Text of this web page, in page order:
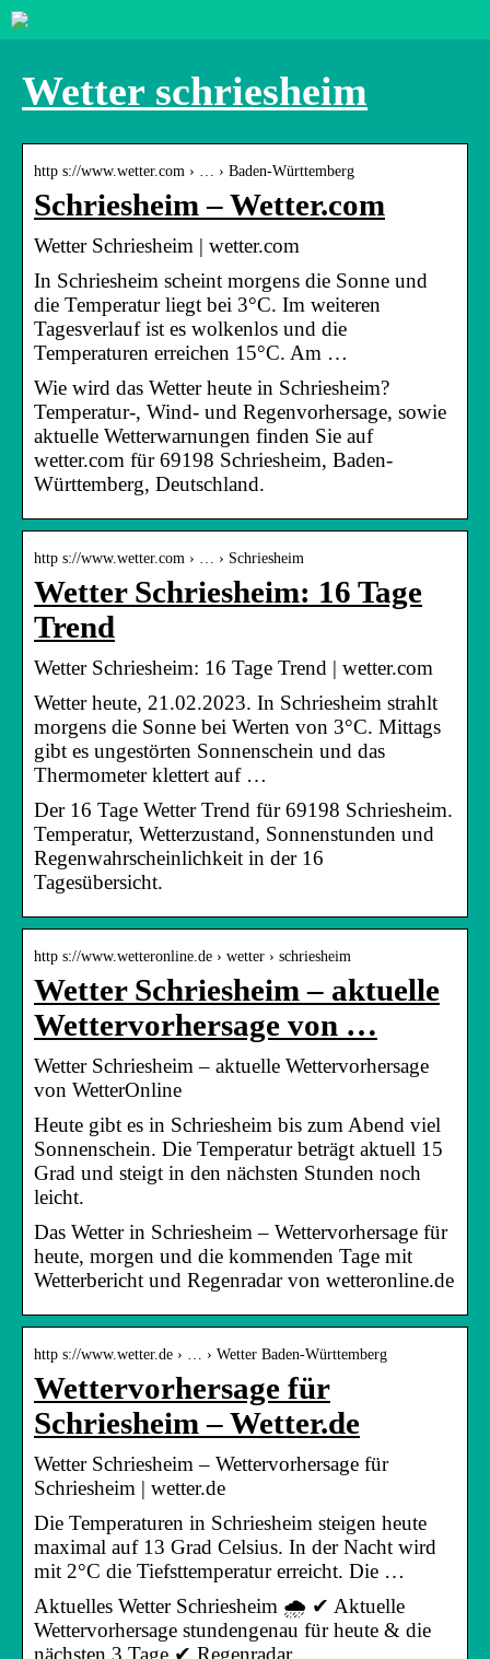
Wetter schriesheim
http s://www.wetter.com › … › Baden-Württemberg
Schriesheim – Wetter.com
Wetter Schriesheim | wetter.com
In Schriesheim scheint morgens die Sonne und
die Temperatur liegt bei 3°C. Im weiteren
Tagesverlauf ist es wolkenlos und die
Temperaturen erreichen 15°C. Am …
Wie wird das Wetter heute in Schriesheim?
Temperatur-, Wind- und Regenvorhersage, sowie
aktuelle Wetterwarnungen finden Sie auf
wetter.com für 69198 Schriesheim, Baden-
Württemberg, Deutschland.
http s://www.wetter.com › … › Schriesheim
Wetter Schriesheim: 16 Tage
Trend
Wetter Schriesheim: 16 Tage Trend | wetter.com
Wetter heute, 21.02.2023. In Schriesheim strahlt
morgens die Sonne bei Werten von 3°C. Mittags
gibt es ungestörten Sonnenschein und das
Thermometer klettert auf …
Der 16 Tage Wetter Trend für 69198 Schriesheim.
Temperatur, Wetterzustand, Sonnenstunden und
Regenwahrscheinlichkeit in der 16
Tagesübersicht.
http s://www.wetteronline.de › wetter › schriesheim
Wetter Schriesheim – aktuelle
Wettervorhersage von …
Wetter Schriesheim – aktuelle Wettervorhersage
von WetterOnline
Heute gibt es in Schriesheim bis zum Abend viel
Sonnenschein. Die Temperatur beträgt aktuell 15
Grad und steigt in den nächsten Stunden noch
leicht.
Das Wetter in Schriesheim – Wettervorhersage für
heute, morgen und die kommenden Tage mit
Wetterbericht und Regenradar von wetteronline.de
http s://www.wetter.de › … › Wetter Baden-Württemberg
Wettervorhersage für
Schriesheim – Wetter.de
Wetter Schriesheim – Wettervorhersage für
Schriesheim | wetter.de
Die Temperaturen in Schriesheim steigen heute
maximal auf 13 Grad Celsius. In der Nacht wird
mit 2°C die Tiefsttemperatur erreicht. Die …
Aktuelles Wetter Schriesheim 🌧️ ✔ Aktuelle
Wettervorhersage stundengenau für heute & die
nächsten 3 Tage ✔ Regenradar,